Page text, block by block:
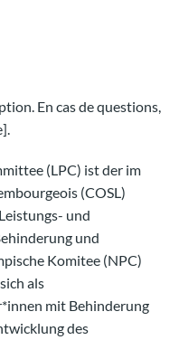
En cas de questions,
(LPC) ist der im
(COSL)
und
und
Komitee (NPC)
als
mit Behinderung
des